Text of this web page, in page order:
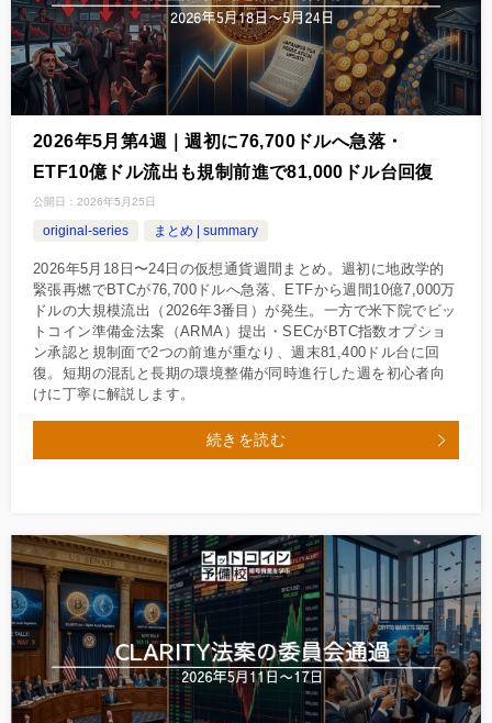
2026年5月第4週｜週初に76,700ドルへ急落・
ETF10億ドル流出も規制前進で81,000ドル台回復
公開日： 2026年5月25日
original-series まとめ | summary
2026年5月18日〜24日の仮想通貨週間まとめ。週初に地政学的
緊張再燃でBTCが76,700ドルへ急落、ETFから週間10億7,000万
ドルの大規模流出（2026年3番目）が発生。一方で米下院でビッ
トコイン準備金法案（ARMA）提出・SECがBTC指数オプショ
ン承認と規制面で2つの前進が重なり、週末81,400ドル台に回
復。短期の混乱と長期の環境整備が同時進行した週を初心者向
けに丁寧に解説します。
続きを読む